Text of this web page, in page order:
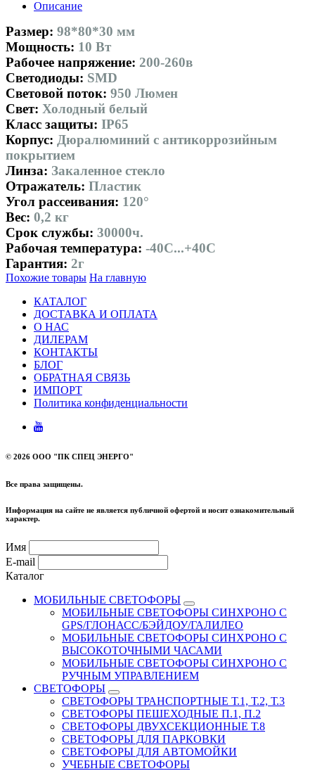
Описание
Размер: 98*80*30 мм
Мощность: 10 Вт
Рабочее напряжение: 200-260в
Светодиоды: SMD
Световой поток: 950 Люмен
Свет: Холодный белый
Класс защиты: IP65
Корпус: Дюралюминий с антикоррозийным
покрытием
Линза: Закаленное стекло
Отражатель: Пластик
Угол рассеивания: 120°
Вес: 0,2 кг
Срок службы: 30000ч.
Рабочая температура: -40С...+40С
Гарантия: 2г
Похожие товары На главную
КАТАЛОГ
ДОСТАВКА И ОПЛАТА
О НАС
ДИЛЕРАМ
КОНТАКТЫ
БЛОГ
ОБРАТНАЯ СВЯЗЬ
ИМПОРТ
Политика конфиденциальности
© 2026 ООО "ПК СПЕЦ ЭНЕРГО"
Все права защищены.
Информация на сайте не является публичной офертой и носит ознакомительный
характер.
Имя
E-mail
Каталог
МОБИЛЬНЫЕ СВЕТОФОРЫ
МОБИЛЬНЫЕ СВЕТОФОРЫ СИНХРОНО С
GPS/ГЛОНАСС/БЭЙДОУ/ГАЛИЛЕО
МОБИЛЬНЫЕ СВЕТОФОРЫ СИНХРОНО С
ВЫСОКОТОЧНЫМИ ЧАСАМИ
МОБИЛЬНЫЕ СВЕТОФОРЫ СИНХРОНО С
РУЧНЫМ УПРАВЛЕНИЕМ
СВЕТОФОРЫ
СВЕТОФОРЫ ТРАНСПОРТНЫЕ Т.1, Т.2, Т.3
СВЕТОФОРЫ ПЕШЕХОДНЫЕ П.1, П.2
СВЕТОФОРЫ ДВУХСЕКЦИОННЫЕ Т.8
СВЕТОФОРЫ ДЛЯ ПАРКОВКИ
СВЕТОФОРЫ ДЛЯ АВТОМОЙКИ
УЧЕБНЫЕ СВЕТОФОРЫ